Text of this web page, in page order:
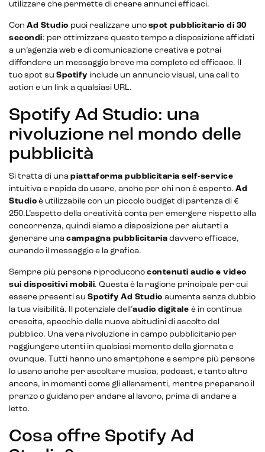
CRM & email marketing
Sistemi di loyalty
Hubspot
Email marketing
Marketing automation
Lead generation e nurturing
Customer segmentation
utilizzare che permette di creare annunci efficaci.
Con Ad Studio puoi realizzare uno spot pubblicitario di 30
secondi: per ottimizzare questo tempo a disposizione affidati
a un’agenzia web e di comunicazione creativa e potrai
diffondere un messaggio breve ma completo ed efficace. Il
tuo spot su Spotify include un annuncio visual, una call to
action e un link a qualsiasi URL.
Spotify Ad Studio: una
rivoluzione nel mondo delle
pubblicità
Si tratta di una piattaforma pubblicitaria self-service
intuitiva e rapida da usare, anche per chi non è esperto. Ad
Studio è utilizzabile con un piccolo budget di partenza di €
250.L’aspetto della creatività conta per emergere rispetto alla
concorrenza, quindi siamo a disposizione per aiutarti a
generare una campagna pubblicitaria davvero efficace,
curando il messaggio e la grafica.
Sempre più persone riproducono contenuti audio e video
sui dispositivi mobili. Questa è la ragione principale per cui
essere presenti su Spotify Ad Studio aumenta senza dubbio
la tua visibilità. Il potenziale dell’audio digitale è in continua
crescita, specchio delle nuove abitudini di ascolto del
pubblico. Una vera rivoluzione in campo pubblicitario per
raggiungere utenti in qualsiasi momento della giornata e
ovunque. Tutti hanno uno smartphone e sempre più persone
lo usano anche per ascoltare musica, podcast, e tanto altro
ancora, in momenti come gli allenamenti, mentre preparano il
pranzo o guidano per andare al lavoro, prima di andare a
letto.
Cosa offre Spotify Ad